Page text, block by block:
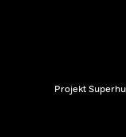
Projekt